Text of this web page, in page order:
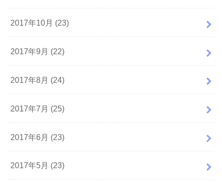
2017年10月 (23)
2017年9月 (22)
2017年8月 (24)
2017年7月 (25)
2017年6月 (23)
2017年5月 (23)